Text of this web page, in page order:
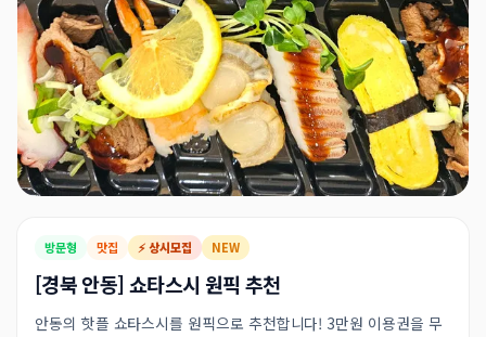
방문형 맛집 ⚡ 상시모집 NEW
[경북 안동] 쇼타스시 원픽 추천
안동의 핫플 쇼타스시를 원픽으로 추천합니다! 3만원 이용권을 무